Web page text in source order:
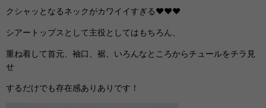
クシャッとなるネックがカワイイすぎる♥♥♥
シアートップスとして主役としてはもちろん、
重ね着して首元、袖口、裾、いろんなところからチュールをチラ見
せ
するだけでも存在感ありありです！